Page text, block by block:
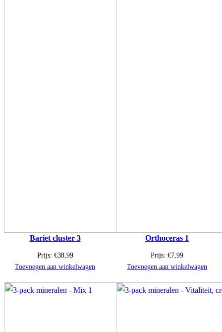
Bariet cluster 3
Prijs: €38,99
Toevoegen aan winkelwagen
Orthoceras 1
Prijs: €7,99
Toevoegen aan winkelwagen